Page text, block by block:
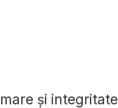
și integritate